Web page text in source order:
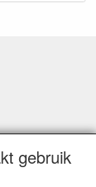
gebruik